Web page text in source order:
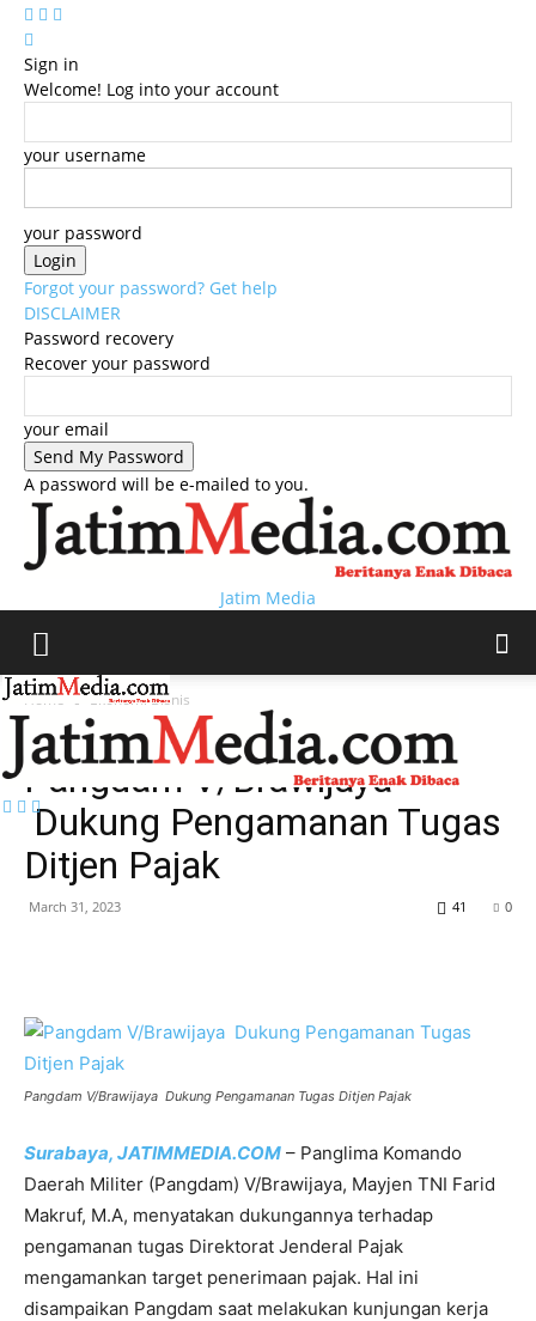
Sign in
Welcome! Log into your account
your username
your password
Forgot your password? Get help
DISCLAIMER
Password recovery
Recover your password
your email
A password will be e-mailed to you.
Jatim Media
Home Ekonomi Bisnis
Ekonomi Bisnis
Pangdam V/Brawijaya
Dukung Pengamanan Tugas
Ditjen Pajak
March 31, 2023 0
41
Pangdam V/Brawijaya Dukung Pengamanan Tugas Ditjen Pajak
Surabaya, JATIMMEDIA.COM – Panglima Komando
Daerah Militer (Pangdam) V/Brawijaya, Mayjen TNI Farid
Makruf, M.A, menyatakan dukungannya terhadap
pengamanan tugas Direktorat Jenderal Pajak
mengamankan target penerimaan pajak. Hal ini
disampaikan Pangdam saat melakukan kunjungan kerja